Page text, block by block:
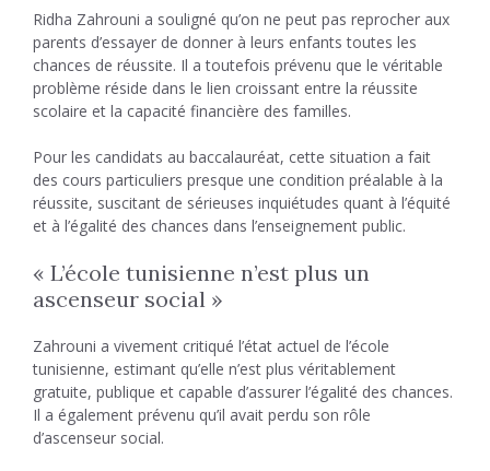
Ridha Zahrouni a souligné qu’on ne peut pas reprocher aux
parents d’essayer de donner à leurs enfants toutes les
chances de réussite. Il a toutefois prévenu que le véritable
problème réside dans le lien croissant entre la réussite
scolaire et la capacité financière des familles.
Pour les candidats au baccalauréat, cette situation a fait
des cours particuliers presque une condition préalable à la
réussite, suscitant de sérieuses inquiétudes quant à l’équité
et à l’égalité des chances dans l’enseignement public.
« L’école tunisienne n’est plus un
ascenseur social »
Zahrouni a vivement critiqué l’état actuel de l’école
tunisienne, estimant qu’elle n’est plus véritablement
gratuite, publique et capable d’assurer l’égalité des chances.
Il a également prévenu qu’il avait perdu son rôle
d’ascenseur social.